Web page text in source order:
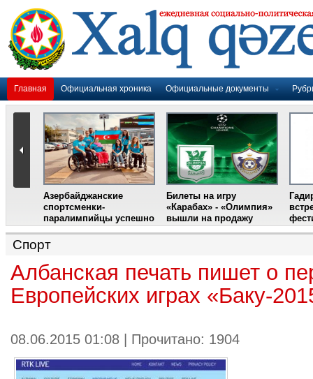
Главная Официальная хроника Официальные документы
Азербайджанские
спортсменки-
паралимпийцы успешно
выступили на III
Международном
фестивале парашютного
спорта
Билеты на игру
«Карабах» - «Олимпия»
вышли на продажу
Спорт
Албанская печать пишет о
Европейских играх «Баку-
08.06.2015 01:08 | Прочитано: 1904